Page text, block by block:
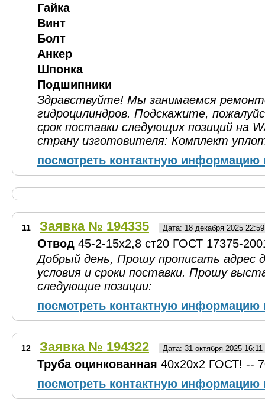
Гайка
Винт
Болт
Анкер
Шпонка
Подшипники
Здравствуйте! Мы занимаемся
гидроцилиндров. Подскажите,
срок поставки следующих позиций на
страну изготовителя: Комплект
посмотреть контактную информацию
11 Заявка № 194335 Дата: 18 декабря 2025
Отвод 45-2-15х2,8 ст20 ГОСТ 17375-
Добрый день, Прошу прописать адрес
условия и сроки поставки. Прошу
следующие позиции:
посмотреть контактную информацию
12 Заявка № 194322 Дата: 31 октября 2025
Труба оцинкованная 40х20х2 ГОСТ! --
посмотреть контактную информацию